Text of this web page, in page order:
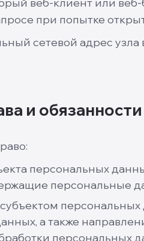
при попытке
сетевой адрес
и
персональных
персональные
а также
персональных